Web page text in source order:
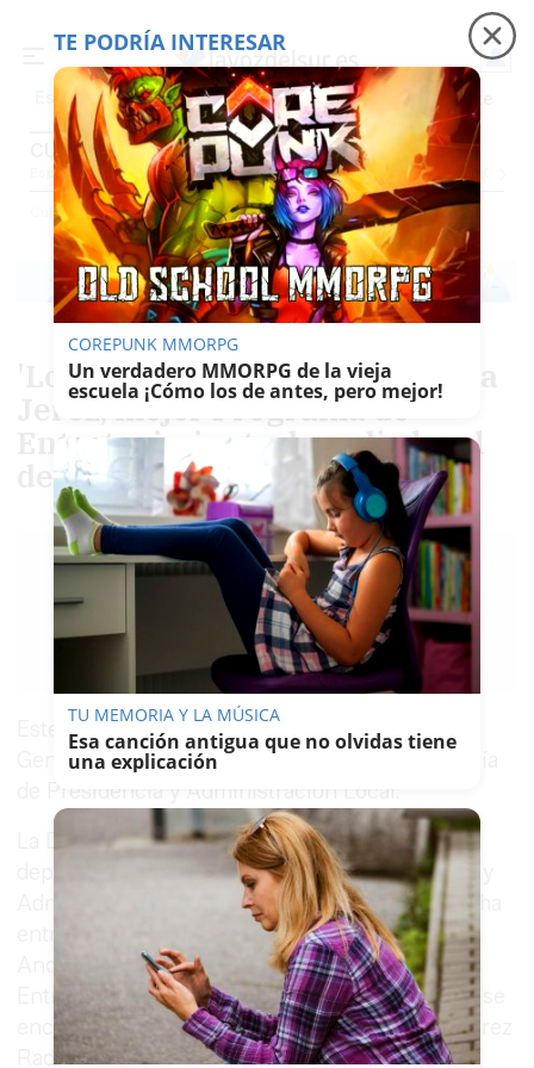
Es noticia Precio luz Padre Coraje Fábrica de botellas
CULTURA
Espectáculos Y ConciertosComunicaciónRoedores De Cultura El
Cultura
'Los caminos del cante' de Onda
Jerez, mejor Programa de
Entretenimiento de radio local
de Andalucía
MARÍA LUISA
PARRA
12/11/2015
Facebook
X WhatsApp
Copy
Link
Guardar
Este galardón es concedido por la Dirección
General de Comunicación Social de la Consejería
de Presidencia y Administración Local.
La Dirección General de Comunicación Social,
dependiente de la Consejería de la Presidencia y
Administración Local de la Junta de Andalucía, ha
entregado esta mañana en Sevilla los I Premios
Andalucía de Comunicación Audiovisual Local.
Entre los galardonados de esta primera edición se
encuentra el
programa de flamenco de Onda Jerez
RadioLos caminos del cante, que ha sido
TE PODRÍA INTERESAR
COREPUNK MMORPG
Un verdadero MMORPG de la vieja
escuela ¡Cómo los de antes, pero mejor!
TU MEMORIA Y LA MÚSICA
Esa canción antigua que no olvidas tiene
una explicación